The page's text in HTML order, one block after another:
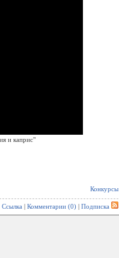
и каприс"
Конкурсы
Ссылка | Комментарии (0) | Подписка